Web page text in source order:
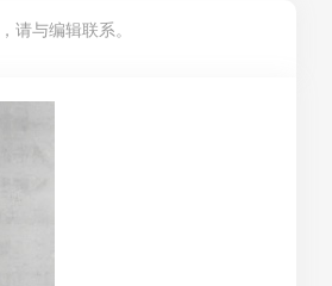
请与编辑联系。